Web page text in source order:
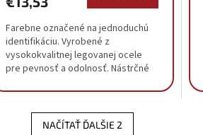
Farebne označené na jednoduchú
identifikáciu. Vyrobené z
vysokokvalitnej legovanej ocele
pre pevnosť a odolnosť. Nástrčné
tenkostenné pre ľahký...
NAČÍTAŤ ĎALŠIE 2